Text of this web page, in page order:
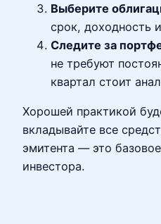
Выберите
срок, доходность
Следите за
не требуют
квартал стоит
Хорошей практикой
вкладывайте все
эмитента — это
инвестора.